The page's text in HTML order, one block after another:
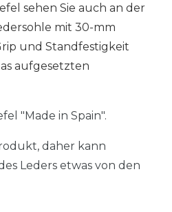
sehen Sie auch an der
mit 30-mm
und Standfestigkeit
aufgesetzten
"Made in Spain".
daher kann
Leders etwas von den